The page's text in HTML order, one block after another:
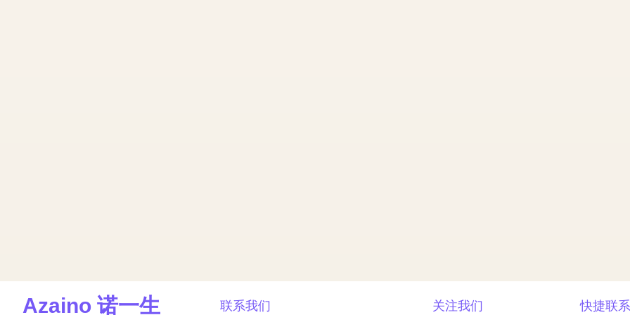
Azaino 诺一生 联系我们 关注我们 快捷联